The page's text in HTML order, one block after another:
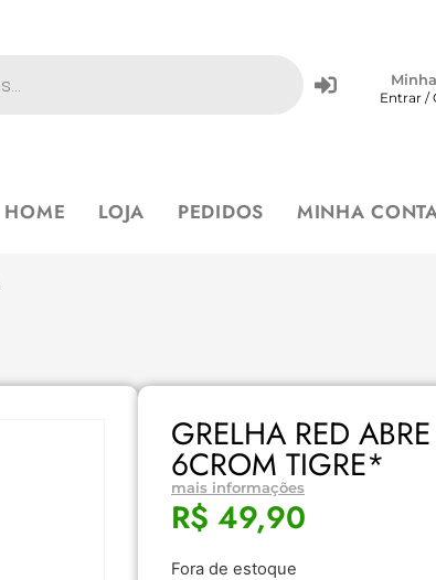
Entrar /
HOME LOJA PEDIDOS MINHA
GRELHA RED
6CROM TIGRE*
mais informações
R$ 49,90
Fora de estoque